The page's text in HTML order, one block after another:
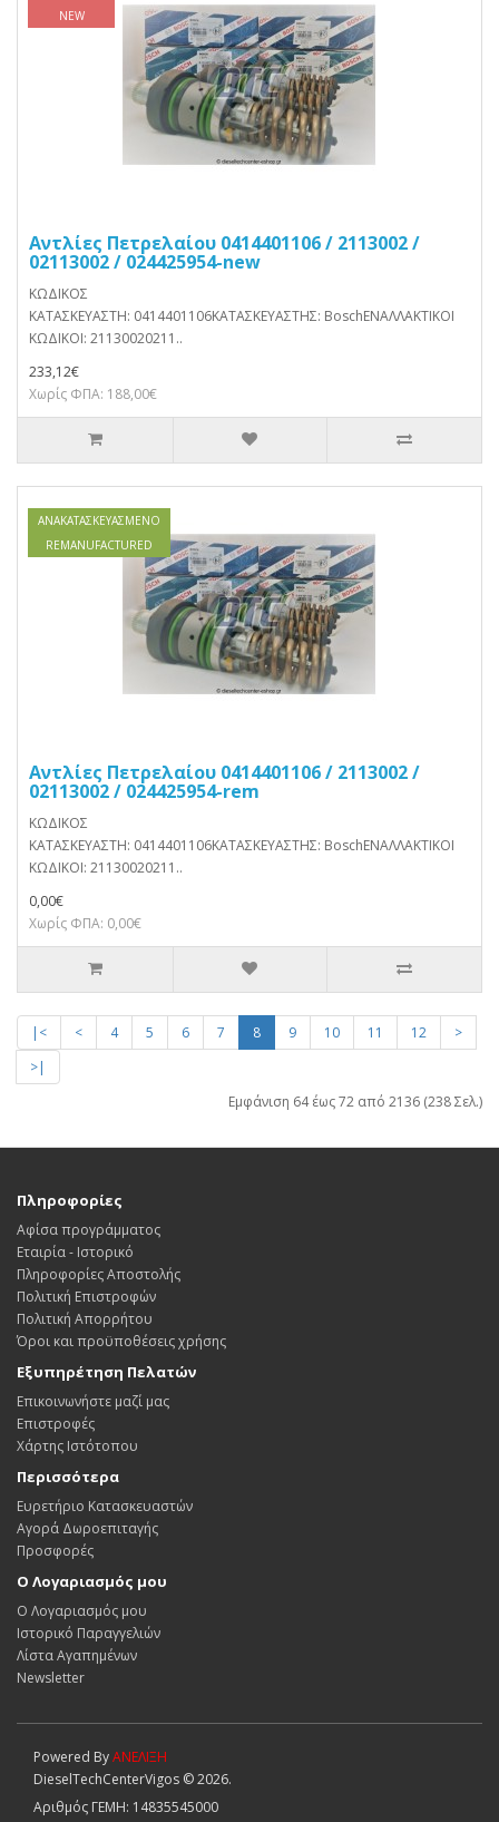
NEW
Αντλίες Πετρελαίου 0414401106 / 2113002 /
02113002 / 024425954-new
ΚΩΔΙΚΟΣ
ΚΑΤΑΣΚΕΥΑΣΤΗ: 0414401106ΚΑΤΑΣΚΕΥΑΣΤΗΣ: BoschΕΝΑΛΛΑΚΤΙΚΟΙ
ΚΩΔΙΚΟΙ: 21130020211..
233,12€
Χωρίς ΦΠΑ: 188,00€
ΑΝΑΚΑΤΑΣΚΕΥΑΣΜΈΝΟ
REMANUFACTURED
Αντλίες Πετρελαίου 0414401106 / 2113002 /
02113002 / 024425954-rem
ΚΩΔΙΚΟΣ
ΚΑΤΑΣΚΕΥΑΣΤΗ: 0414401106ΚΑΤΑΣΚΕΥΑΣΤΗΣ: BoschΕΝΑΛΛΑΚΤΙΚΟΙ
ΚΩΔΙΚΟΙ: 21130020211..
0,00€
Χωρίς ΦΠΑ: 0,00€
|< < 4 5 6 7 8 9 10 11 12
>
>|
Εμφάνιση 64 έως 72 από 2136 (238 Σελ.)
Πληροφορίες
Αφίσα προγράμματος
Εταιρία - Ιστορικό
Πληροφορίες Αποστολής
Πολιτική Επιστροφών
Πολιτική Απορρήτου
Όροι και προϋποθέσεις χρήσης
Εξυπηρέτηση Πελατών
Επικοινωνήστε μαζί μας
Επιστροφές
Χάρτης Ιστότοπου
Περισσότερα
Ευρετήριο Κατασκευαστών
Αγορά Δωροεπιταγής
Προσφορές
Ο Λογαριασμός μου
Ο Λογαριασμός μου
Ιστορικό Παραγγελιών
Λίστα Αγαπημένων
Newsletter
Powered ByΑΝΕΛΙΞΗ
DieselTechCenterVigos © 2026.
Αριθμός ΓΕΜΗ: 14835545000